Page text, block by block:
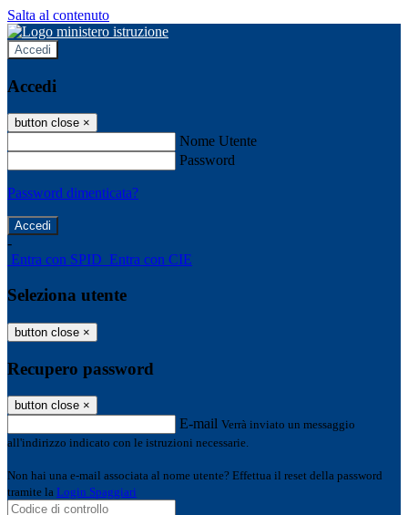
Salta al contenuto
Accedi
Accedi
button close ×
Nome Utente
Password
Password dimenticata?
-
Entra con SPID Entra con CIE
Seleziona utente
button close ×
Recupero password
button close ×
E-mail Verrà inviato un messaggio
all'indirizzo indicato con le istruzioni necessarie.
Non hai una e-mail associata al nome utente? Effettua il reset della password
tramite la Login Spaggiari